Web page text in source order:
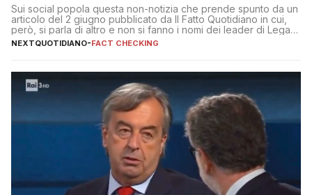
Sui social popola questa non-notizia che prende spunto da un
articolo del 2 giugno pubblicato da Il Fatto Quotidiano in cui,
però, si parla di altro e non si fanno i nomi dei leader di Lega e
Fratelli d’Italia
NEXTQUOTIDIANO-FACT CHECKING